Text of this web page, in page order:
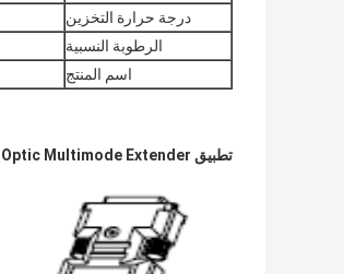
درجة حرارة التخزين
الرطوبة النسبية
اسم المنتج
تطبيق MINI 1920 * 1200 4 Cores DVI Fiber Optic Multimode Extender: